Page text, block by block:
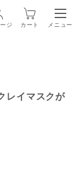
ジ カート メニュー
レイマスクが